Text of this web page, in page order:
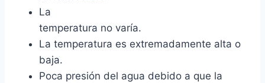
La
temperatura no varía.
La temperatura es extremadamente alta o
baja.
Poca presión del agua debido a que la